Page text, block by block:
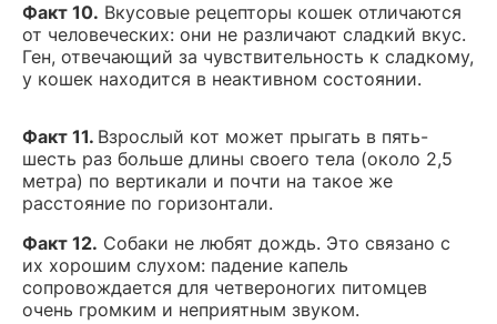
Факт 10. Вкусовые рецепторы кошек отличаются
от человеческих: они не различают сладкий вкус.
Ген, отвечающий за чувствительность к сладкому,
у кошек находится в неактивном состоянии.
Факт 11. Взрослый кот может прыгать в пять-
шесть раз больше длины своего тела (около 2,5
метра) по вертикали и почти на такое же
расстояние по горизонтали.
Факт 12. Собаки не любят дождь. Это связано с
их хорошим слухом: падение капель
сопровождается для четвероногих питомцев
очень громким и неприятным звуком.